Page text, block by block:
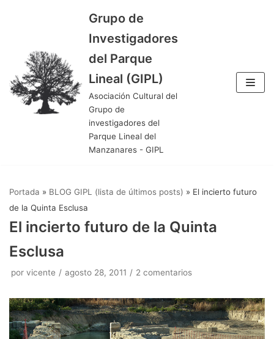
contenido
Grupo de
Investigadores
del Parque
Lineal (GIPL)
Asociación Cultural del
Grupo de
investigadores del
Parque Lineal del
Manzanares - GIPL
Portada » BLOG GIPL (lista de últimos posts) » El incierto futuro
de la Quinta Esclusa
El incierto futuro de la Quinta
Esclusa
por vicente agosto 28, 2011 2 comentarios